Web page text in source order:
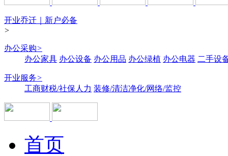
开业乔迁｜新户必备
>
办公采购>
办公家具 办公设备 办公用品 办公绿植 办公电器 二手设
开业服务>
工商财税/社保人力 装修/清洁净化/网络/监控
首页